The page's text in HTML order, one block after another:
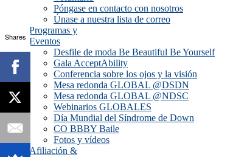
Póngase en contacto con nosotros
Únase a nuestra lista de correo
Programas y
Eventos
Desfile de moda Be Beautiful Be Yourself
Gala AcceptAbility
Conferencia sobre los ojos y la visión
Mesa redonda GLOBAL @DSDN
Mesa redonda GLOBAL @NDSC
Webinarios GLOBALES
Día Mundial del Síndrome de Down
CO BBBY Baile
Fotos y vídeos
Afiliación &
Shares